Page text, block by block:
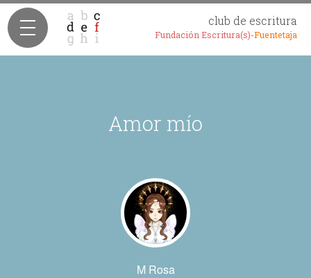
club de escritura
Fundación Escritura(s)-Fuentetaja
Amor mío
M Rosa